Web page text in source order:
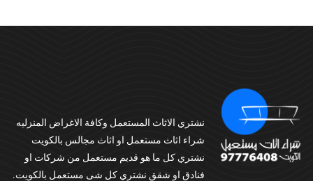
نشتري الاثاث المستعمل وكافة الاغراض المنزليه
شراء اثاث مستعمل او اثاث مجالس بالكويت
نشتري كل ما هو قديم مستعمل من شركات او
فنادق او شقق نشتري كل شى مستعمل بالكويت.